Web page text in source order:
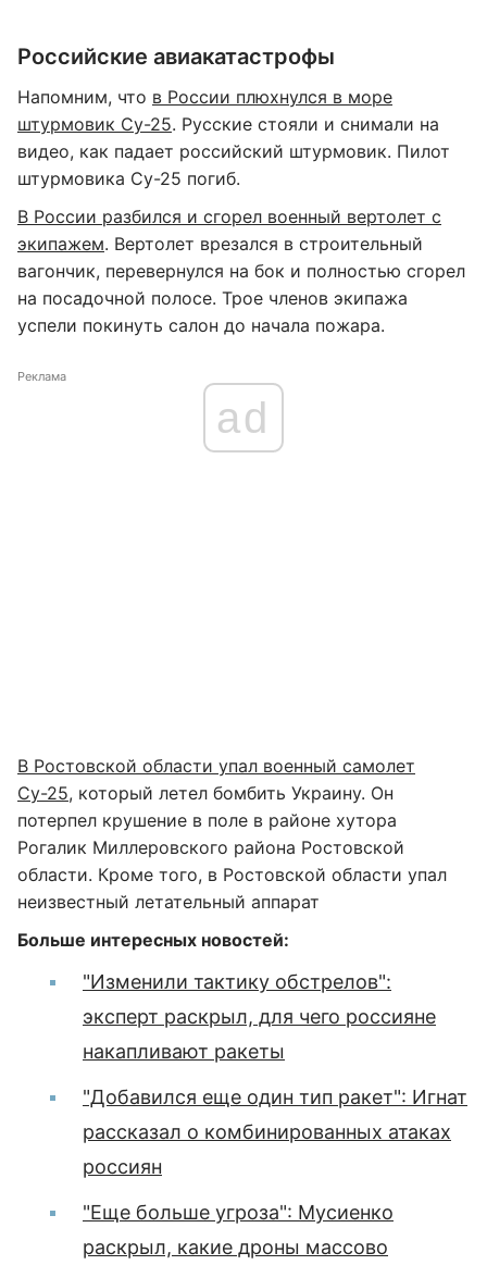
Российские авиакатастрофы
Напомним, что в России плюхнулся в море
штурмовик Су-25. Русские стояли и снимали на
видео, как падает российский штурмовик. Пилот
штурмовика Су-25 погиб.
В России разбился и сгорел военный вертолет с
экипажем. Вертолет врезался в строительный
вагончик, перевернулся на бок и полностью сгорел
на посадочной полосе. Трое членов экипажа
успели покинуть салон до начала пожара.
Реклама
ad
В Ростовской области упал военный самолет
Су-25, который летел бомбить Украину. Он
потерпел крушение в поле в районе хутора
Рогалик Миллеровского района Ростовской
области. Кроме того, в Ростовской области упал
неизвестный летательный аппарат
Больше интересных новостей:
"Изменили тактику обстрелов":
эксперт раскрыл, для чего россияне
накапливают ракеты
"Добавился еще один тип ракет": Игнат
рассказал о комбинированных атаках
россиян
"Еще больше угроза": Мусиенко
раскрыл, какие дроны массово